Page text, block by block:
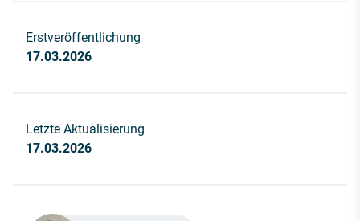
Erstveröffentlichung
17.03.2026
Letzte Aktualisierung
17.03.2026